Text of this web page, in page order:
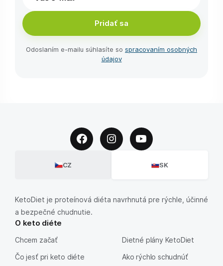
Pridať sa
Odoslaním e-⁠mailu súhlasíte so spracovaním osobných
údajov
CZ SK
KetoDiet je proteínová diéta navrhnutá pre rýchle, účinné
a bezpečné chudnutie.
O keto diéte
Chcem začať
Čo jesť pri keto diéte
Dietné plány KetoDiet
Ako rýchlo schudnúť